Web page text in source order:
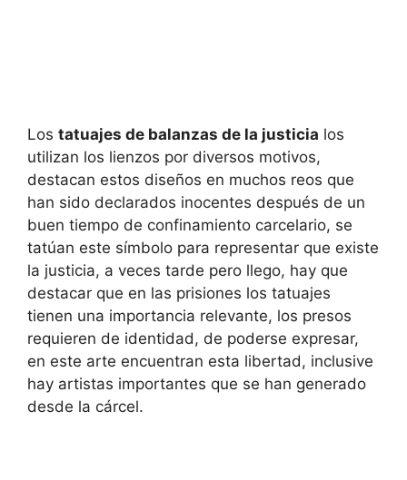
Los tatuajes de balanzas de la justicia los
utilizan los lienzos por diversos motivos,
destacan estos diseños en muchos reos que
han sido declarados inocentes después de un
buen tiempo de confinamiento carcelario, se
tatúan este símbolo para representar que existe
la justicia, a veces tarde pero llego, hay que
destacar que en las prisiones los tatuajes
tienen una importancia relevante, los presos
requieren de identidad, de poderse expresar,
en este arte encuentran esta libertad, inclusive
hay artistas importantes que se han generado
desde la cárcel.